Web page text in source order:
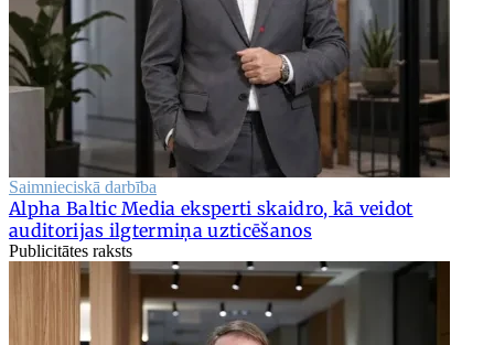
Saimnieciskā darbība
Alpha Baltic Media eksperti skaidro, kā veidot
auditorijas ilgtermiņa uzticēšanos
Publicitātes raksts